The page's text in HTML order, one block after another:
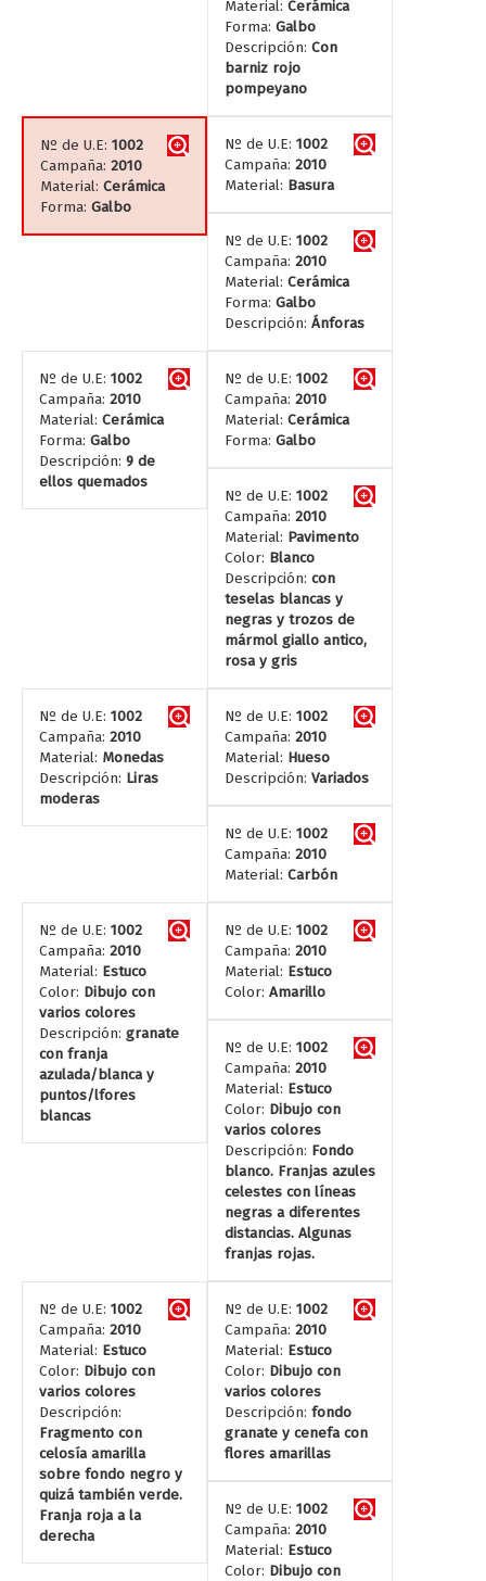
Material: Cerámica
Forma: Galbo
Descripción: Con
barniz rojo
pompeyano
Nº de U.E: 1002
Campaña: 2010
Material: Cerámica
Forma: Galbo
Nº de U.E: 1002
Campaña: 2010
Material: Basura
Nº de U.E: 1002
Campaña: 2010
Material: Cerámica
Forma: Galbo
Descripción: Ánforas
Nº de U.E: 1002
Campaña: 2010
Material: Cerámica
Forma: Galbo
Descripción: 9 de
ellos quemados
Nº de U.E: 1002
Campaña: 2010
Material: Cerámica
Forma: Galbo
Nº de U.E: 1002
Campaña: 2010
Material: Pavimento
Color: Blanco
Descripción: con
teselas blancas y
negras y trozos de
mármol giallo antico,
rosa y gris
Nº de U.E: 1002
Campaña: 2010
Material: Monedas
Descripción: Liras
moderas
Nº de U.E: 1002
Campaña: 2010
Material: Hueso
Descripción: Variados
Nº de U.E: 1002
Campaña: 2010
Material: Carbón
Nº de U.E: 1002
Campaña: 2010
Material: Estuco
Color: Dibujo con
varios colores
Descripción: granate
con franja
azulada/blanca y
puntos/lfores
blancas
Nº de U.E: 1002
Campaña: 2010
Material: Estuco
Color: Amarillo
Nº de U.E: 1002
Campaña: 2010
Material: Estuco
Color: Dibujo con
varios colores
Descripción: Fondo
blanco. Franjas azules
celestes con líneas
negras a diferentes
distancias. Algunas
franjas rojas.
Nº de U.E: 1002
Campaña: 2010
Material: Estuco
Color: Dibujo con
varios colores
Descripción:
Fragmento con
celosía amarilla
sobre fondo negro y
quizá también verde.
Franja roja a la
derecha
Nº de U.E: 1002
Campaña: 2010
Material: Estuco
Color: Dibujo con
varios colores
Descripción: fondo
granate y cenefa con
flores amarillas
Nº de U.E: 1002
Campaña: 2010
Material: Estuco
Color: Dibujo con